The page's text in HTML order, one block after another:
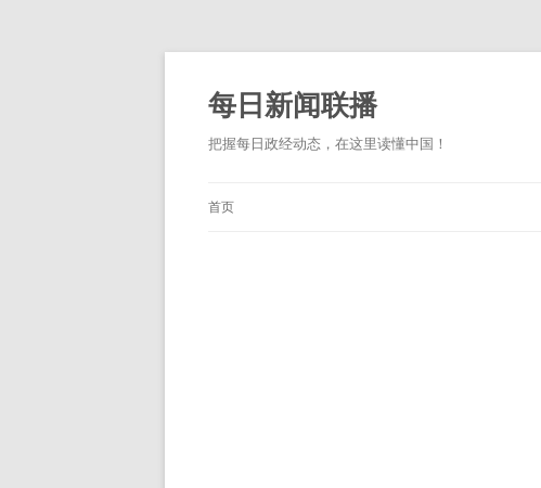
跳
正
文
每日新闻联播
把握每日政经动态，在这里读懂中国！
首页